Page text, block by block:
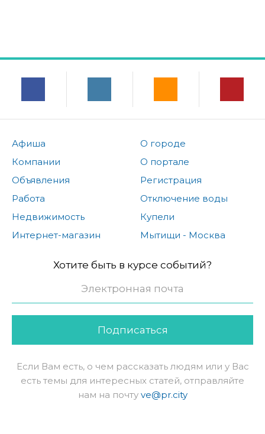
Афиша
Компании
Объявления
Работа
Недвижимость
Интернет-магазин
О городе
О портале
Регистрация
Отключение воды
Купели
Мытищи - Москва
Хотите быть в курсе событий?
Подписаться
Если Вам есть, о чем рассказать людям или у Вас
есть темы для интересных статей, отправляйте
нам на почту ve@pr.city